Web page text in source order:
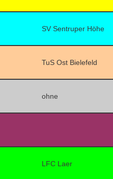
SV Sentruper Höhe
TuS Ost Bielefeld
ohne
LFC Laer